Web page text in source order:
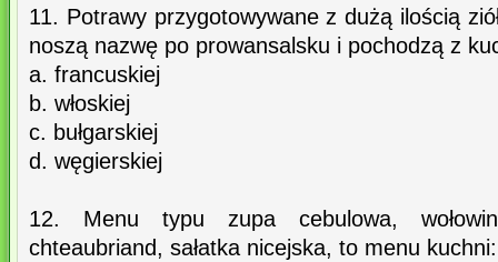
11. Potrawy przygotowywane z dużą ilością
noszą nazwę po prowansalsku i pochodzą z
a. francuskiej
b. włoskiej
c. bułgarskiej
d. węgierskiej
12. Menu typu zupa cebulowa,
chteaubriand, sałatka nicejska, to menu kuchni: